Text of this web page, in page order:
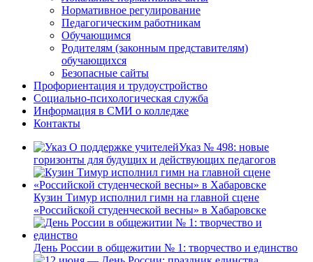
Нормативное регулирование
Педагогическим работникам
Обучающимся
Родителям (законным представителям)
обучающихся
Безопасные сайты
Профориентация и трудоустройство
Социально-психологическая служба
Информация в СМИ о колледже
Контакты
Указ № 498: новые
горизонты для будущих и действующих педагогов
Кузин Тимур исполнил гимн на главной сцене
«Российской студенческой весны» в Хабаровске
День России в общежитии № 1: творчество и единство